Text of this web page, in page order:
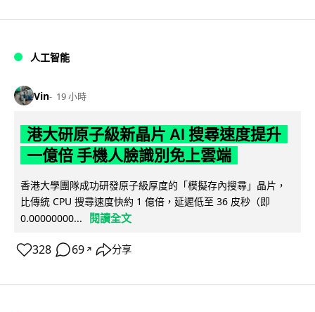
人工智能
Vin 19 小時
港大研原子級新晶片 AI 搜尋速度提升
一億倍 手機人臉識別免上雲端
香港大學團隊成功研發原子級厚度的「模擬存內搜尋」晶片，
比傳統 CPU 搜尋速度快約 1 億倍，延遲低至 36 皮秒（即
0.00000000...
閱讀全文
328 69 ↗ 分享